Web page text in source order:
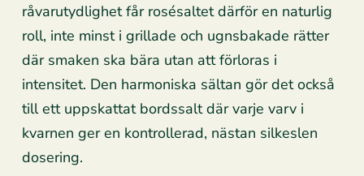
råvarutydlighet får rosésaltet därför en naturlig
roll, inte minst i grillade och ugnsbakade rätter
där smaken ska bära utan att förloras i
intensitet. Den harmoniska sältan gör det också
till ett uppskattat bordssalt där varje varv i
kvarnen ger en kontrollerad, nästan silkeslen
dosering.